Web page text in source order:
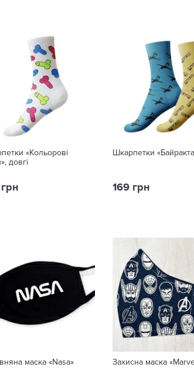
«Кольорові
довгі
Шкарпетки
169 грн
маска «Nasa» Захисна маска